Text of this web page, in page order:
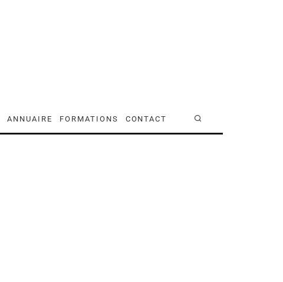
ANNUAIRE FORMATIONS CONTACT